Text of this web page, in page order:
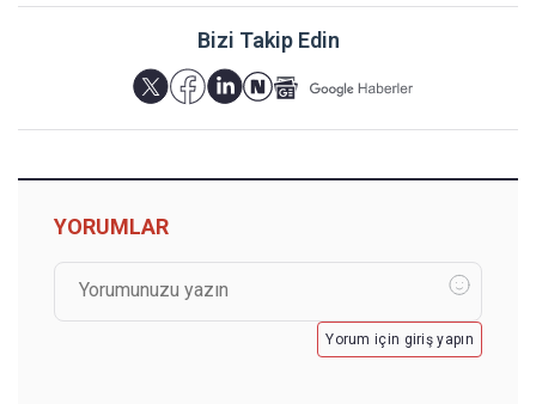
Bizi Takip Edin
YORUMLAR
Yorum için giriş yapın